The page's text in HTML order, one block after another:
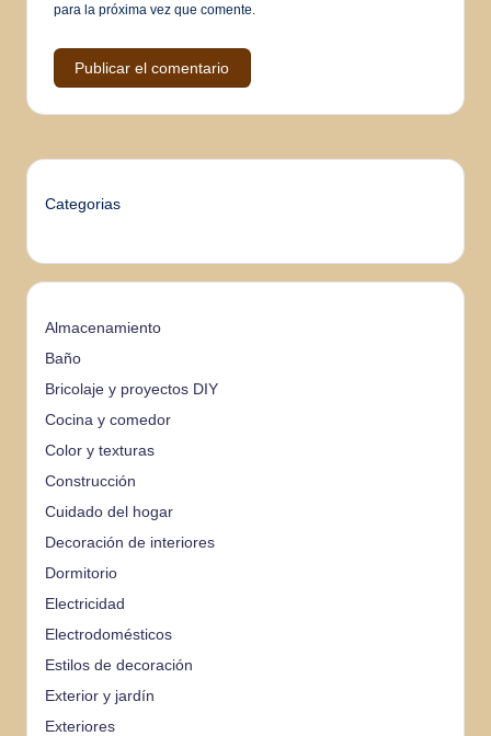
para la próxima vez que comente.
Categorias
Almacenamiento
Baño
Bricolaje y proyectos DIY
Cocina y comedor
Color y texturas
Construcción
Cuidado del hogar
Decoración de interiores
Dormitorio
Electricidad
Electrodomésticos
Estilos de decoración
Exterior y jardín
Exteriores